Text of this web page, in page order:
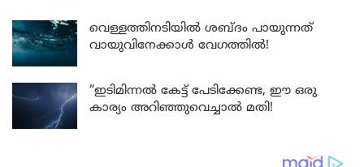
വെള്ളത്തിനടിയിൽ ശബ്ദം പായുന്നത്
വായുവിനേക്കാൾ വേഗത്തിൽ!
“ഇടിമിന്നൽ കേട്ട് പേടിക്കേണ്ട, ഈ ഒരു
കാര്യം അറിഞ്ഞുവെച്ചാൽ മതി!